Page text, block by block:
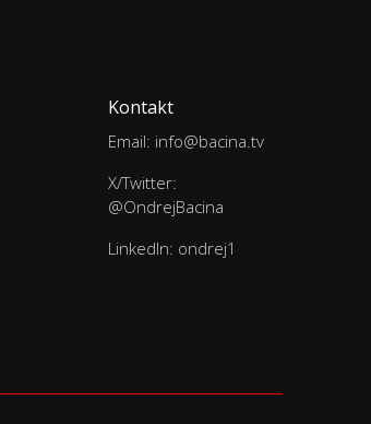
Kontakt
Email: info@bacina.tv
X/Twitter:
@OndrejBacina
LinkedIn: ondrej1